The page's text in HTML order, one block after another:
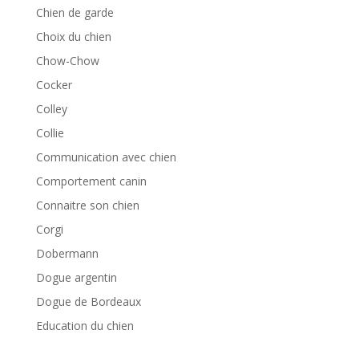
Chien de garde
Choix du chien
Chow-Chow
Cocker
Colley
Collie
Communication avec chien
Comportement canin
Connaitre son chien
Corgi
Dobermann
Dogue argentin
Dogue de Bordeaux
Education du chien